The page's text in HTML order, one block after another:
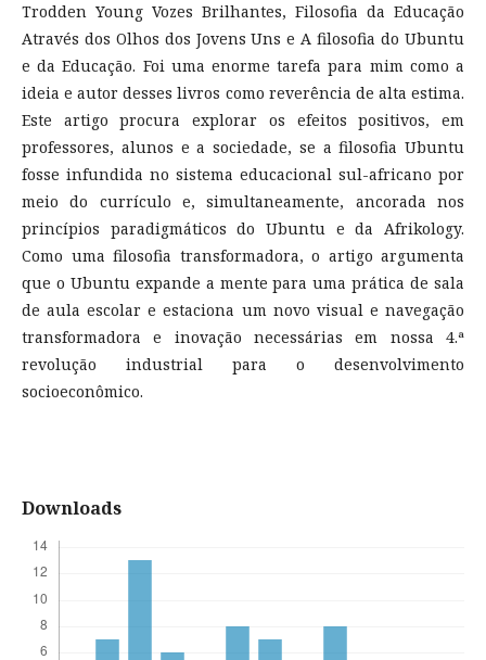
Trodden Young Vozes Brilhantes, Filosofia da Educação
Através dos Olhos dos Jovens Uns e A filosofia do Ubuntu
e da Educação. Foi uma enorme tarefa para mim como a
ideia e autor desses livros como reverência de alta estima.
Este artigo procura explorar os efeitos positivos, em
professores, alunos e a sociedade, se a filosofia Ubuntu
fosse infundida no sistema educacional sul-africano por
meio do currículo e, simultaneamente, ancorada nos
princípios paradigmáticos do Ubuntu e da Afrikology.
Como uma filosofia transformadora, o artigo argumenta
que o Ubuntu expande a mente para uma prática de sala
de aula escolar e estaciona um novo visual e navegação
transformadora e inovação necessárias em nossa 4.ª
revolução industrial para o desenvolvimento
socioeconômico.
Downloads